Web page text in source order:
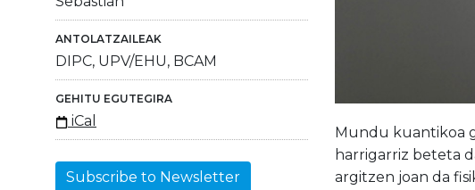
ANTOLATZAILEAK
DIPC, UPV/EHU, BCAM
GEHITU EGUTEGIRA
iCal
Subscribe to Newsletter
Mundu kuantikoa
harrigarriz beteta
argitzen joan da